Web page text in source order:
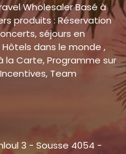
Wholesaler Basé à
produits : Réservation
séjours en
dans le monde ,
la Carte, Programme sur
Team
3 - Sousse 4054 -